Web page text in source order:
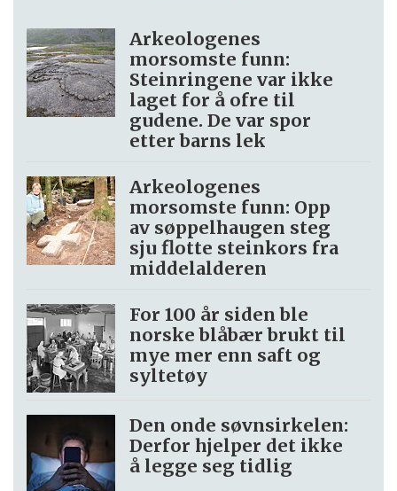
Arkeologenes
morsomste funn:
Steinringene var ikke
laget for å ofre til
gudene. De var spor
etter barns lek
Arkeologenes
morsomste funn: Opp
av søppel­haugen steg
sju flotte steinkors fra
middelalderen
For 100 år siden ble
norske blåbær brukt til
mye mer enn saft og
syltetøy
Den onde søvnsirkelen:
Derfor hjelper det ikke
å legge seg tidlig